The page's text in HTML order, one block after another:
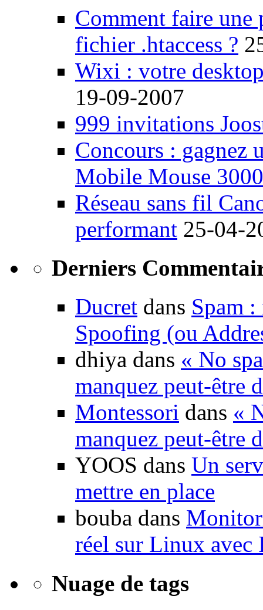
Comment faire une
fichier .htaccess ?
Wixi : votre
19-09-2007
999 invitations
Concours : gagnez
Mobile Mouse 3000
Réseau sans fil
performant 25-04-
Derniers
Ducret dans Spam :
Spoofing (ou
dhiya dans « No
manquez peut-être
Montessori dans «
manquez peut-être
YOOS dans Un
mettre en place
bouba dans
réel sur Linux avec
Nuage de tags